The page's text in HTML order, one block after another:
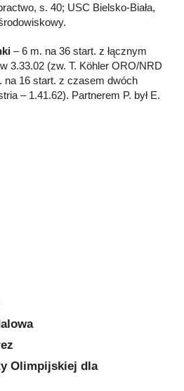
s. 40; USC Bielsko-Biała,
– 6 m. na 36 start. z łącznym
3.33.02 (zw. T. Köhler ORO/NRD
na 16 start. z czasem dwóch
– 1.41.62). Partnerem P. był E.
Olimpijskiej dla